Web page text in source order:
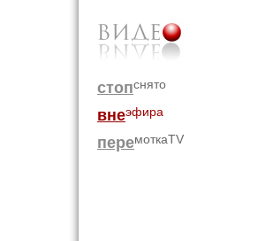
стопснято
внеэфира
перемоткаTV